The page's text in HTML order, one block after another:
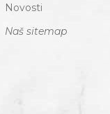
Novosti
Naš sitemap